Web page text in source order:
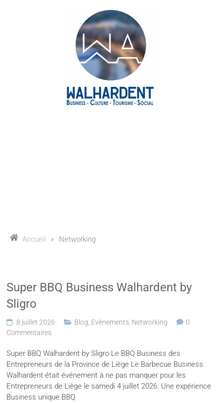
Accueil » Networking
Super BBQ Business Walhardent by
Sligro
8 juillet 2026 Blog Evènements Networking
0
Commentaires
Super BBQ Walhardent by Sligro Le BBQ Business des
Entrepreneurs de la Province de Liège Le Barbecue Business
Walhardent était événement à ne pas manquer pour les
Entrepreneurs de Liège le samedi 4 juillet 2026. Une expérience
Business unique BBQ